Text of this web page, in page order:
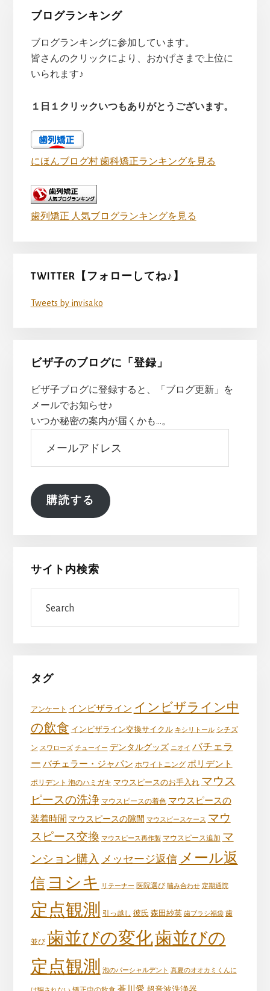
ブログランキング
ブログランキングに参加しています。
皆さんのクリックにより、おかげさまで上位に
いられます♪
１日１クリックいつもありがとうございます。
にほんブログ村 歯科矯正ランキングを見る
歯列矯正 人気ブログランキングを見る
TWITTER【フォローしてね♪】
Tweets by invisako
ビザ子のブログに「登録」
ビザ子ブログに登録すると、「ブログ更新」を
メールでお知らせ♪
いつか秘密の案内が届くかも…。
ル
ド
レ
購読する
サイト内検索
タグ
アンケート インビザライン インビザライン中
の飲食 インビザライン交換サイクル キシリトール シチズ
ン スワローズ チューイー デンタルグッズ ニオイ バチェラ
ー バチェラー・ジャパン ホワイトニング ポリデント
ポリデント 泡のハミガキ マウスピースのお手入れ マウス
ピースの洗浄 マウスピースの着色 マウスピースの
装着時間 マウスピースの隙間 マウスピースケース マウ
スピース交換 マウスピース再作製 マウスピース追加 マ
ンション購入 メッセージ返信 メール返
信 ヨシキ リテーナー 医院選び 噛み合わせ 定期通院
定点観測 引っ越し 彼氏 森田紗英 歯ブラシ福袋 歯
並び 歯並びの変化歯並びの
定点観測
泡のパーシャルデント 真夏のオオカミくんに